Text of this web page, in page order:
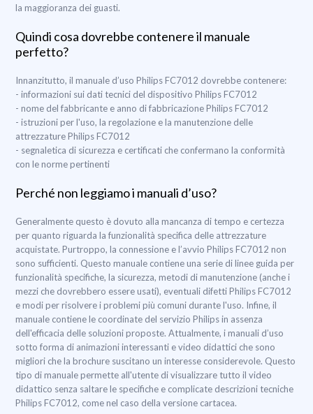
la maggioranza dei guasti.
Quindi cosa dovrebbe contenere il manuale
perfetto?
Innanzitutto, il manuale d’uso Philips FC7012 dovrebbe contenere:
- informazioni sui dati tecnici del dispositivo Philips FC7012
- nome del fabbricante e anno di fabbricazione Philips FC7012
- istruzioni per l'uso, la regolazione e la manutenzione delle
attrezzature Philips FC7012
- segnaletica di sicurezza e certificati che confermano la conformità
con le norme pertinenti
Perché non leggiamo i manuali d’uso?
Generalmente questo è dovuto alla mancanza di tempo e certezza
per quanto riguarda la funzionalità specifica delle attrezzature
acquistate. Purtroppo, la connessione e l’avvio Philips FC7012 non
sono sufficienti. Questo manuale contiene una serie di linee guida per
funzionalità specifiche, la sicurezza, metodi di manutenzione (anche i
mezzi che dovrebbero essere usati), eventuali difetti Philips FC7012
e modi per risolvere i problemi più comuni durante l'uso. Infine, il
manuale contiene le coordinate del servizio Philips in assenza
dell'efficacia delle soluzioni proposte. Attualmente, i manuali d’uso
sotto forma di animazioni interessanti e video didattici che sono
migliori che la brochure suscitano un interesse considerevole. Questo
tipo di manuale permette all'utente di visualizzare tutto il video
didattico senza saltare le specifiche e complicate descrizioni tecniche
Philips FC7012, come nel caso della versione cartacea.